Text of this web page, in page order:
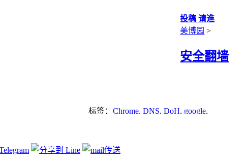
投稿 请進
美博园 >
安全翻墙
标签： Chrome, DNS, DoH, google,